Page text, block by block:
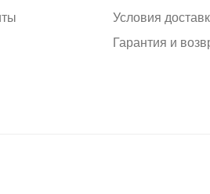
Условия
Гарантия и